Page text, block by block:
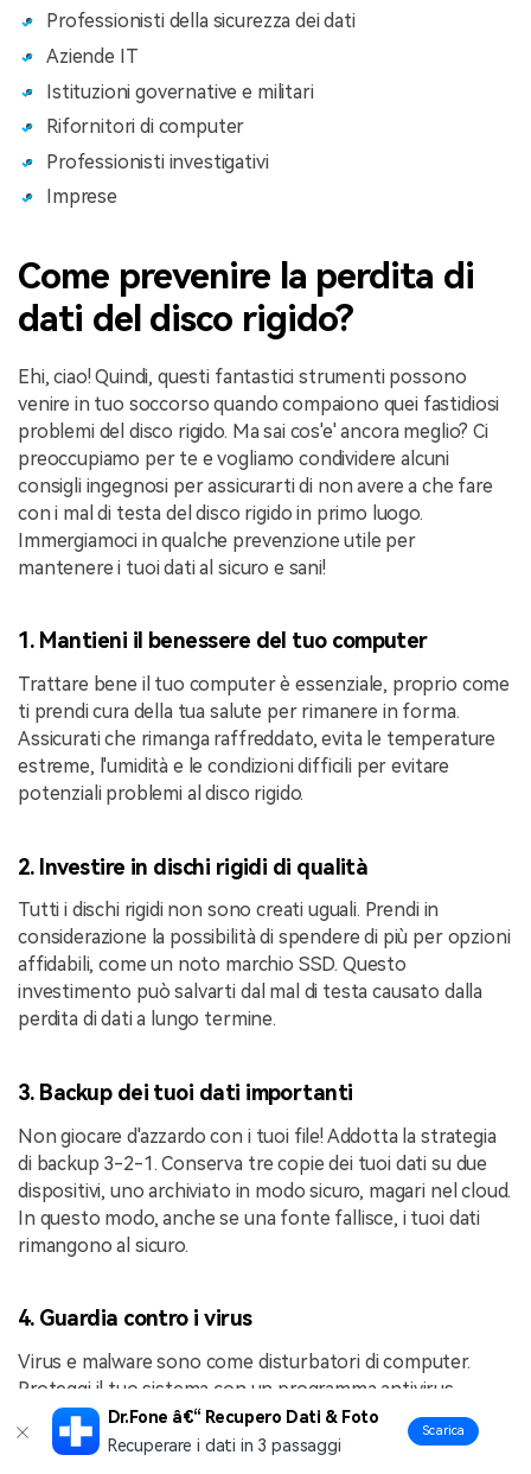
Professionisti della sicurezza dei dati
Aziende IT
Istituzioni governative e militari
Rifornitori di computer
Professionisti investigativi
Imprese
Come prevenire la perdita di
dati del disco rigido?
Ehi, ciao! Quindi, questi fantastici strumenti possono
venire in tuo soccorso quando compaiono quei fastidiosi
problemi del disco rigido. Ma sai cos'e' ancora meglio? Ci
preoccupiamo per te e vogliamo condividere alcuni
consigli ingegnosi per assicurarti di non avere a che fare
con i mal di testa del disco rigido in primo luogo.
Immergiamoci in qualche prevenzione utile per
mantenere i tuoi dati al sicuro e sani!
1. Mantieni il benessere del tuo computer
Trattare bene il tuo computer è essenziale, proprio come
ti prendi cura della tua salute per rimanere in forma.
Assicurati che rimanga raffreddato, evita le temperature
estreme, l'umidità e le condizioni difficili per evitare
potenziali problemi al disco rigido.
2. Investire in dischi rigidi di qualità
Tutti i dischi rigidi non sono creati uguali. Prendi in
considerazione la possibilità di spendere di più per opzioni
affidabili, come un noto marchio SSD. Questo
investimento può salvarti dal mal di testa causato dalla
perdita di dati a lungo termine.
3. Backup dei tuoi dati importanti
Non giocare d'azzardo con i tuoi file! Addotta la strategia
di backup 3-2-1. Conserva tre copie dei tuoi dati su due
dispositivi, uno archiviato in modo sicuro, magari nel cloud.
In questo modo, anche se una fonte fallisce, i tuoi dati
rimangono al sicuro.
4. Guardia contro i virus
Virus e malware sono come disturbatori di computer.
Proteggi il tuo sistema con un programma antivirus
affidabile. Sei già dotato di Windows Defender se sei un
utente Windows. Ma puoi esplorare altre opzioni affidabili
Dr.Fone â€“ Recupero Dati & Foto
Recuperare i dati in 3 passaggi
Scarica